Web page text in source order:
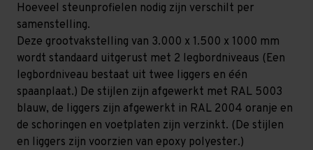
Hoeveel steunprofielen nodig zijn verschilt per
samenstelling.
Deze grootvakstelling van 3.000 x 1.500 x 1000 mm
wordt standaard uitgerust met 2 legbordniveaus (Een
legbordniveau bestaat uit twee liggers en één
spaanplaat.) De stijlen zijn afgewerkt met RAL 5003
blauw, de liggers zijn afgewerkt in RAL 2004 oranje en
de schoringen en voetplaten zijn verzinkt. (De stijlen
en liggers zijn voorzien van epoxy polyester.)